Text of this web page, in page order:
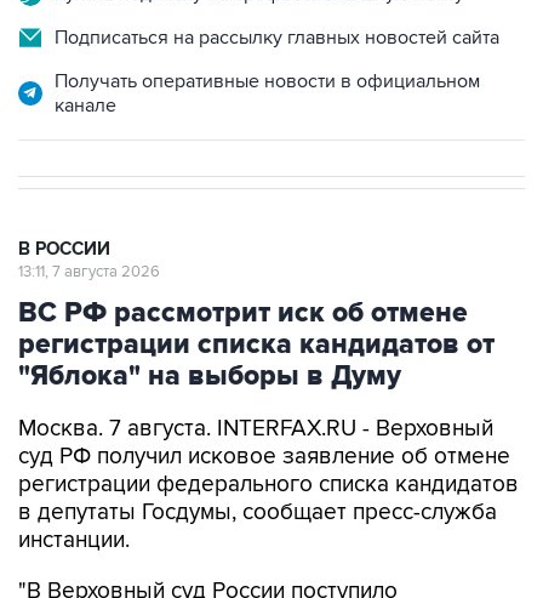
Получать оперативные новости в официальном
ВС РФ рассмотрит иск об отмене
регистрации списка кандидатов от
"Яблока" на выборы в Думу
Москва. 7 августа. INTERFAX.RU - Верховный
регистрации федерального списка кандидатов
в депутаты Госдумы, сообщает пресс-служба
инстанции.
"В Верховный суд России поступило